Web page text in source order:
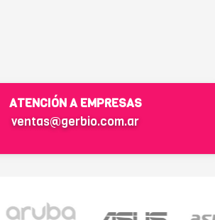
ATENCIÓN A EMPRESAS
ventas@gerbio.com.ar